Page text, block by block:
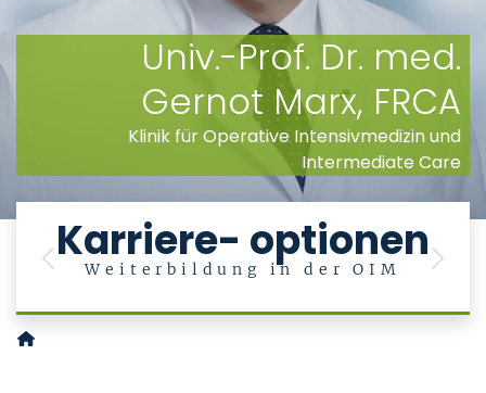
Univ.-Prof. Dr. med.
Gernot Marx, FRCA
Klinik für Operative Intensivmedizin und
Intermediate Care
Karriere- optionen
Weiterbildung in der OIM
Previous Next
Klinik für Operative Intensivmedizin und Intermediate Care